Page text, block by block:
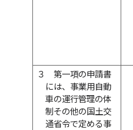
３
第一項の申請書
には、事業用自動
車の運行管理の体
制その他の国土交
通省令で定める事